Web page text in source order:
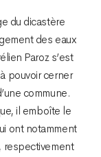
du dicastère
des eaux
Paroz s’est
pouvoir cerner
commune.
il emboîte le
ont notamment
respectivement